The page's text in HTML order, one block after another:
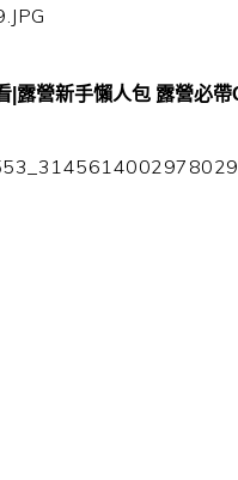
|露營新手懶人包 露營必